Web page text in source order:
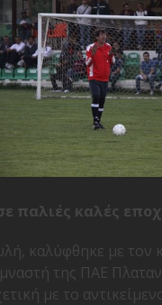
παλιές καλές
καλύφθηκε με
της ΠΑΕ
με το